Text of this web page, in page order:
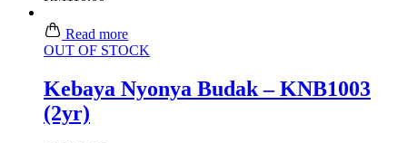
Read more
OUT OF STOCK
Kebaya Nyonya Budak – KNB1003
(2yr)